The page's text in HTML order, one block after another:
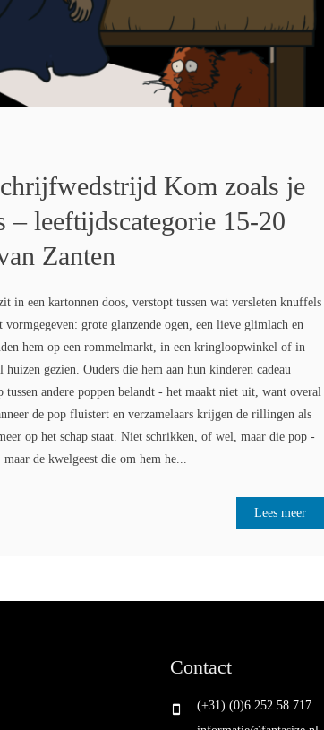
Kom zoals je
– leeftijdscategorie 15-20
Zanten
in een kartonnen doos, verstopt tussen wat versleten knuffels
grote glanzende ogen, een lieve glimlach en
hem op een rommelmarkt, in een kringloopwinkel of in
gezien. Ouders die hem aan hun kinderen cadeau
tussen andere poppen belandt - het maakt niet uit, want overal
de pop fluistert en verzamelaars krijgen de rillingen als
op het schap staat. Niet schrikken, of wel, maar die pop -
de kwelgeest die om hem he...
Lees meer
Contact
(+31) (0)6 252 58 717